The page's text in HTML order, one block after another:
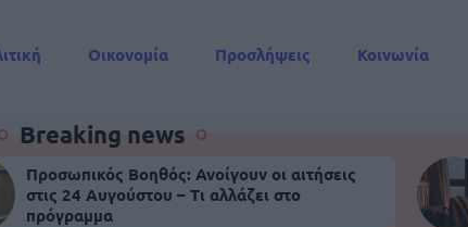
Οικονομία Προσλήψεις Κοινωνία
Breaking news
Προσωπικός Βοηθός: Ανοίγουν οι αιτήσεις
στις 24 Αυγούστου – Τι αλλάζει στο
πρόγραμμα